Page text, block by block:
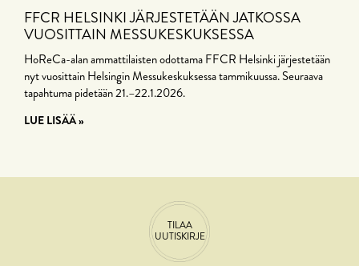
FFCR HELSINKI JÄRJESTETÄÄN JATKOSSA
VUOSITTAIN MESSUKESKUKSESSA
HoReCa-alan ammattilaisten odottama FFCR Helsinki järjestetään
nyt vuosittain Helsingin Messukeskuksessa tammikuussa. Seuraava
tapahtuma pidetään 21.–22.1.2026.
LUE LISÄÄ »
TILAA
UUTISKIRJE